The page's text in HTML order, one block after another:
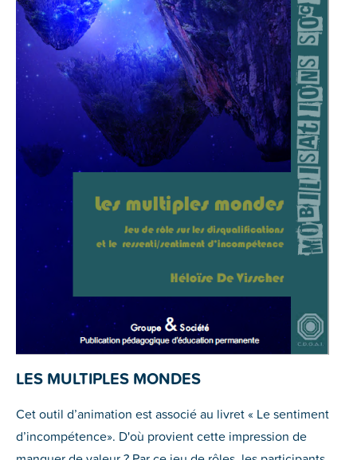
LES MULTIPLES MONDES
Cet outil d’animation est associé au livret « Le sentiment
d’incompétence». D'où provient cette impression de